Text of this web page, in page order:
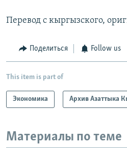
Перевод с кыргызского,
Поделиться Follow us
This item is part of
Экономика Архив Азаттыка
Материалы по теме